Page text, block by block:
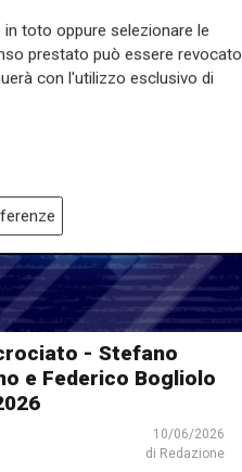
- Stefano
e Federico Bogliolo
10/06/2026
di Redazione
toto oppure selezionare le
prestato può essere revocato
con l'utilizzo esclusivo di